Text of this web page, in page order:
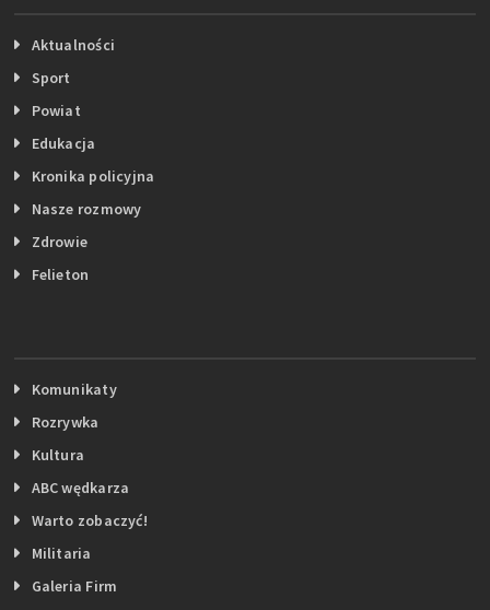
Aktualności
Sport
Powiat
Edukacja
Kronika policyjna
Nasze rozmowy
Zdrowie
Felieton
Komunikaty
Rozrywka
Kultura
ABC wędkarza
Warto zobaczyć!
Militaria
Galeria Firm